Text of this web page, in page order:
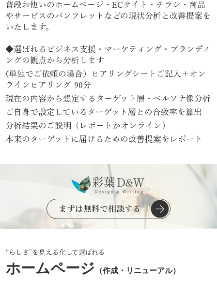
​普段お使いのホームページ・ECサイト・チラシ・商品
やサービスのパンフレットなどの現状分析と改善提案を
いたします。
◆選ばれるビジネス支援・マーケティング・ブランディ
ングの観点から分析します​
(単独でご依頼の場合）ヒアリングシートご記入＋オン
ラインヒアリング 90分
現在の内容から想定するターゲット層・ペルソナ像分析​
​ご自身で設定しているターゲット層との合致率を算出
​分析結果のご説明（レポートかオンライン）
​本来のターゲットに届けるための改善提案をレポート
まずは無料で相談する
“らしさ”を見える化して選ばれる
ホームページ （作成・リニューアル）